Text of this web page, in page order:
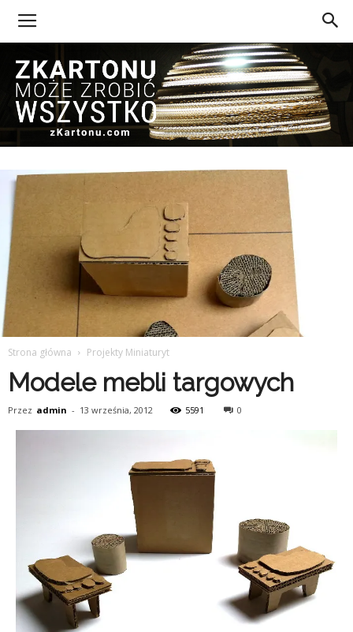
Kartonu
Strona główna Projekty Miniaturyt
Modele mebli targowych
Przez admin - 13 września, 2012 5591 0